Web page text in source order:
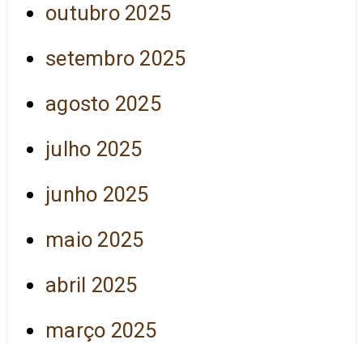
outubro 2025
setembro 2025
agosto 2025
julho 2025
junho 2025
maio 2025
abril 2025
março 2025